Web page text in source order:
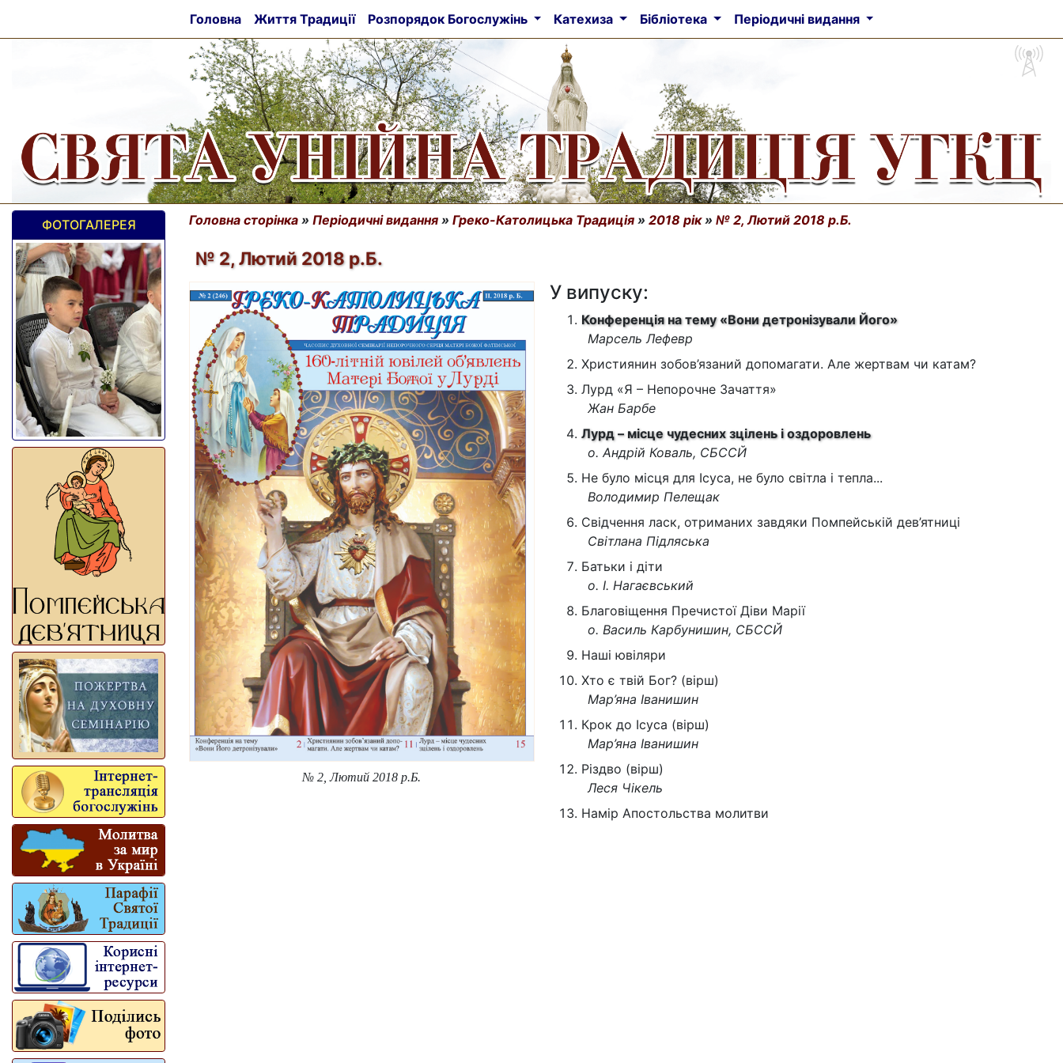
Головна Життя Традиції Розпорядок Богослужінь Катехиза Бібліотека Періодичні видання
ФОТОГАЛЕРЕЯ Головна сторінка » Періодичні видання » Греко-Католицька Традиція » 2018 рік» № 2, Лютий 2018 р.Б.
№ 2, Лютий 2018 р.Б.
№ 2, Лютий 2018 р.Б.
У випуску:
Конференція на тему «Вони детронізували Його»
Марсель Лефевр
Християнин зобов’язаний допомагати. Але жертвам чи катам?
Лурд «Я – Непорочне Зачаття»
Жан Барбе
Лурд – місце чудесних зцілень і оздоровлень
о. Андрій Коваль, СБССЙ
Не було місця для Ісуса, не було світла і тепла...
Володимир Пелещак
Свідчення ласк, отриманих завдяки Помпейській дев’ятниці
Світлана Підляська
Батьки і діти
о. І. Нагаєвський
Благовіщення Пречистої Діви Марії
о. Василь Карбунишин, СБССЙ
Наші ювіляри
Хто є твій Бог? (вірш)
Мар’яна Іванишин
Крок до Ісуса (вірш)
Мар’яна Іванишин
Різдво (вірш)
Леся Чікель
Намір Апостольства молитви